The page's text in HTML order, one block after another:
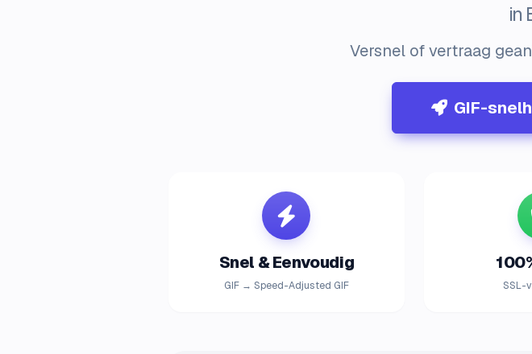
in
Versnel of vertraag
GIF-
Snel & Eenvoudig
GIF → Speed-Adjusted GIF SSL-